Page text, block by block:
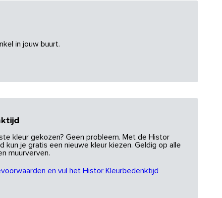
in jouw buurt.
kleur gekozen? Geen probleem. Met de Histor
kun je gratis een nieuwe kleur kiezen. Geldig op alle
muurverven.
en vul het Histor Kleurbedenktijd